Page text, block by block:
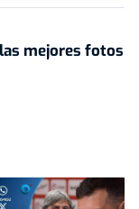
mejores fotos